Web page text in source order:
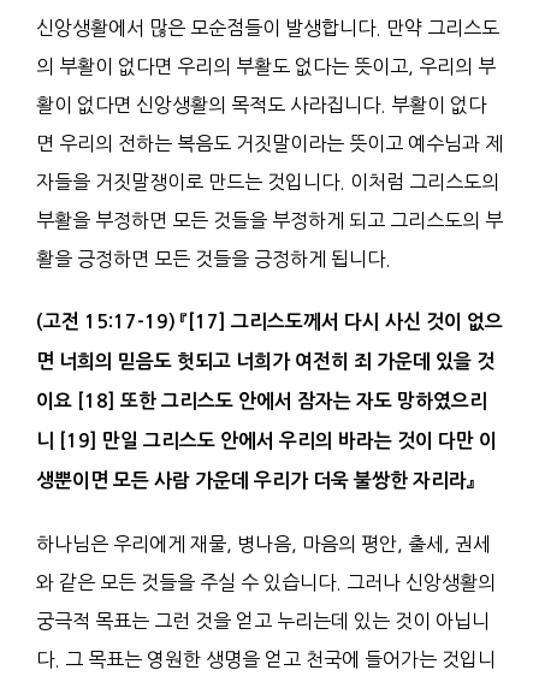
신앙생활에서 많은 모순점들이 발생합니다. 만약 그리스도
의 부활이 없다면 우리의 부활도 없다는 뜻이고, 우리의 부
활이 없다면 신앙생활의 목적도 사라집니다. 부활이 없다
면 우리의 전하는 복음도 거짓말이라는 뜻이고 예수님과 제
자들을 거짓말쟁이로 만드는 것입니다. 이처럼 그리스도의
부활을 부정하면 모든 것들을 부정하게 되고 그리스도의 부
활을 긍정하면 모든 것들을 긍정하게 됩니다.
(고전 15:17-19) 『 [17] 그리스도께서 다시 사신 것이 없으
면 너희의 믿음도 헛되고 너희가 여전히 죄 가운데 있을 것
이요 [18] 또한 그리스도 안에서 잠자는 자도 망하였으리
니 [19] 만일 그리스도 안에서 우리의 바라는 것이 다만 이
생뿐이면 모든 사람 가운데 우리가 더욱 불쌍한 자리라』
하나님은 우리에게 재물, 병나음, 마음의 평안, 출세, 권세
와 같은 모든 것들을 주실 수 있습니다. 그러나 신앙생활의
궁극적 목표는 그런 것을 얻고 누리는데 있는 것이 아닙니
다. 그 목표는 영원한 생명을 얻고 천국에 들어가는 것입니